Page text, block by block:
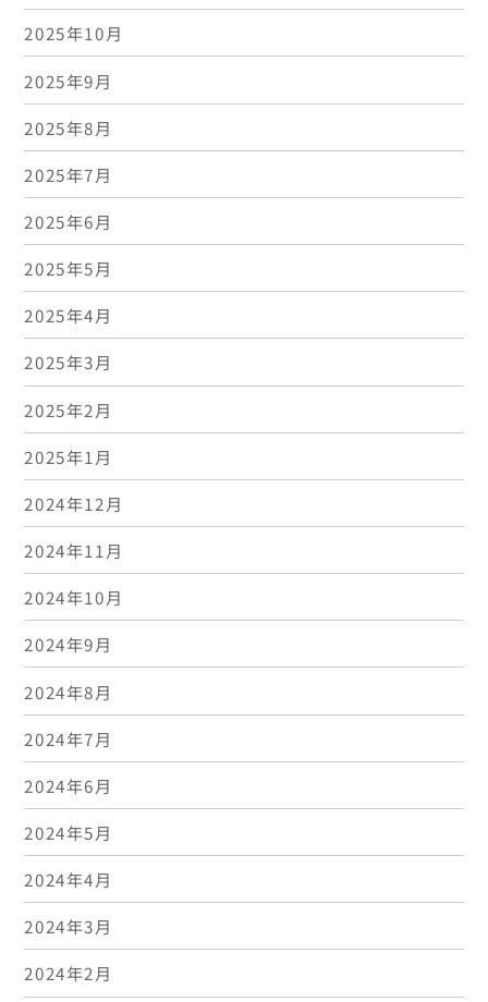
2025年10月
2025年9月
2025年8月
2025年7月
2025年6月
2025年5月
2025年4月
2025年3月
2025年2月
2025年1月
2024年12月
2024年11月
2024年10月
2024年9月
2024年8月
2024年7月
2024年6月
2024年5月
2024年4月
2024年3月
2024年2月